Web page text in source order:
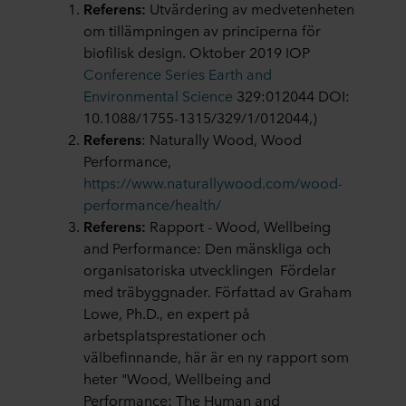
Referens: Utvärdering av medvetenheten
om tillämpningen av principerna för
biofilisk design. Oktober 2019 IOP
Conference Series Earth and
Environmental Science 329:012044 DOI:
10.1088/1755-1315/329/1/012044,)
Referens: Naturally Wood, Wood
Performance,
https://www.naturallywood.com/wood-
performance/health/
Referens: Rapport - Wood, Wellbeing
and Performance: Den mänskliga och
organisatoriska utvecklingen Fördelar
med träbyggnader. Författad av Graham
Lowe, Ph.D., en expert på
arbetsplatsprestationer och
välbefinnande, här är en ny rapport som
heter "Wood, Wellbeing and
Performance: The Human and